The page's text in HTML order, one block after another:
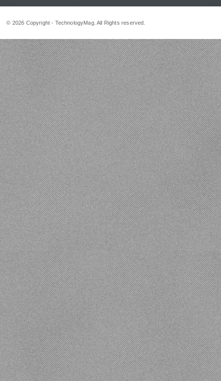
© 2026 Copyright - TechnologyMag. All Rights reserved.